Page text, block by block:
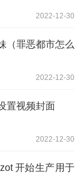
2022-12-30
（罪恶都市怎么
2022-12-30
置视频封面
2022-12-30
开始生产用于